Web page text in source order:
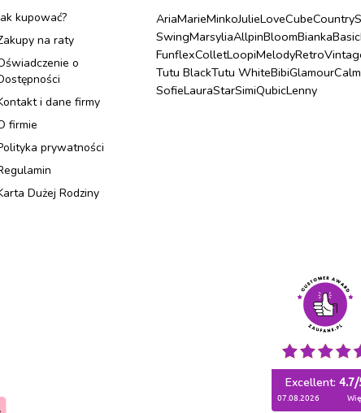
kupować?
na raty
o
i dane firmy
firmie
prywatności
Dużej Rodziny
AriaMarieMinkoJulieLoveCubeCountry
SwingMarsyliaAllpinBloomBiankaBasic
FunflexColletLoopiMelodyRetro
Tutu BlackTutu WhiteBibiGlamour
SofieLauraStarSimiQubicLenny
Excellent: 4.7/
07.08.2026